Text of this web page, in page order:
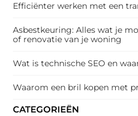
Efficiënter werken met een
Asbestkeuring: Alles wat je
of renovatie van je woning
Wat is technische SEO en
Waarom een bril kopen met
CATEGORIEËN